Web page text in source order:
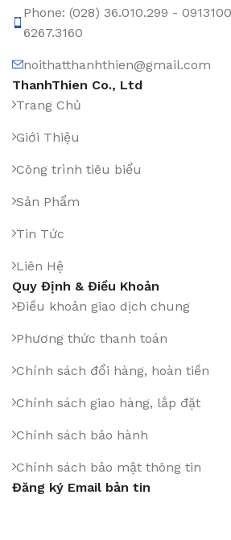
Phone: (028) 36.010.299 -
6267.3160
noithatthanhthien@gmail.com
ThanhThien Co., Ltd
Trang Chủ
Giới Thiệu
Công trình tiêu biểu
Sản Phẩm
Tin Tức
Liên Hệ
Quy Định & Điều Khoản
Điều khoản giao dịch chung
Phương thức thanh toán
Chính sách đổi hàng, hoàn tiền
Chính sách giao hàng, lắp đặt
Chính sách bảo hành
Chính sách bảo mật thông tin
Đăng ký Email bản tin